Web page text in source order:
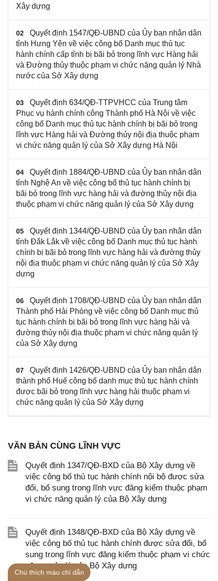
Xây dựng
02
Quyết định 1547/QĐ-UBND của Ủy ban nhân dân
tỉnh Hưng Yên về việc công bố Danh mục thủ tục
hành chính cấp tỉnh bị bãi bỏ trong lĩnh vực Hàng hải
và Đường thủy thuộc phạm vi chức năng quản lý Nhà
nước của Sở Xây dựng
03
Quyết định 634/QĐ-TTPVHCC của Trung tâm
Phục vụ hành chính công Thành phố Hà Nội về việc
công bố Danh mục thủ tục hành chính bị bãi bỏ trong
lĩnh vực Hàng hải và Đường thủy nội địa thuộc phạm
vi chức năng quản lý của Sở Xây dựng Hà Nội
04
Quyết định 1884/QĐ-UBND của Ủy ban nhân dân
tỉnh Nghệ An về việc công bố thủ tục hành chính bị
bãi bỏ trong lĩnh vực hàng hải và đường thủy nội địa
thuộc phạm vi chức năng quản lý của Sở Xây dựng
05
Quyết định 1344/QĐ-UBND của Ủy ban nhân dân
tỉnh Đắk Lắk về việc công bố Danh mục thủ tục hành
chính bị bãi bỏ trong lĩnh vực hàng hải và đường thủy
nội địa thuộc phạm vi chức năng quản lý của Sở Xây
dựng
06
Quyết định 1708/QĐ-UBND của Ủy ban nhân dân
Thành phố Hải Phòng về việc công bố Danh mục thủ
tục hành chính bị bãi bỏ trong lĩnh vực hàng hải và
đường thủy nội địa thuộc phạm vi chức năng quản lý
của Sở Xây dựng
07
Quyết định 1426/QĐ-UBND của Ủy ban nhân dân
thành phố Huế công bố danh mục thủ tục hành chính
được bãi bỏ trong lĩnh vực hàng hải thuộc phạm vi
chức năng quản lý của Sở Xây dựng
VĂN BẢN CÙNG LĨNH VỰC
Quyết định 1347/QĐ-BXD của Bộ Xây dựng về
việc công bố thủ tục hành chính nội bộ được sửa
đổi, bổ sung trong lĩnh vực đăng kiểm thuộc phạm
vi chức năng quản lý của Bộ Xây dựng
Quyết định 1348/QĐ-BXD của Bộ Xây dựng về
việc công bố thủ tục hành chính được sửa đổi, bổ
sung trong lĩnh vực đăng kiểm thuộc phạm vi chức
năng quản lý của Bộ Xây dựng
Chú thích màu chỉ dẫn